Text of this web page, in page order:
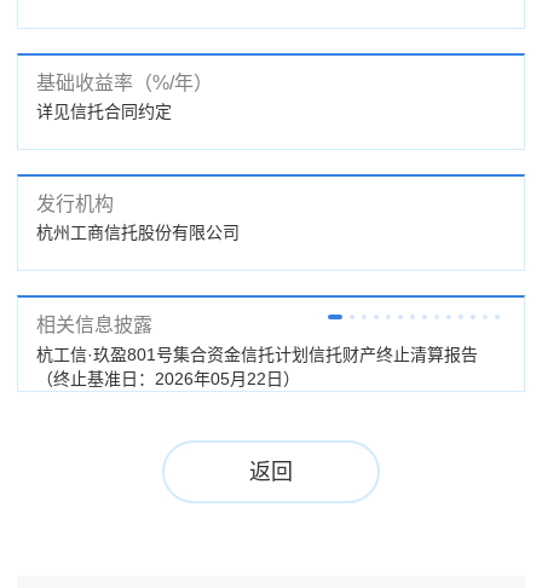
基础收益率（%/年）
详见信托合同约定
发行机构
杭州工商信托股份有限公司
相关信息披露
杭工信·玖盈801号集合资金信托计划信托财产终止清算报告
（终止基准日：2026年05月22日）
返回